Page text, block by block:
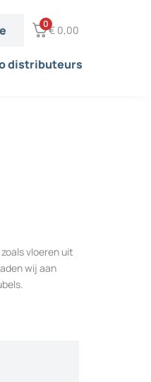
0€ 0,00
distributeurs
vloeren uit
wij aan